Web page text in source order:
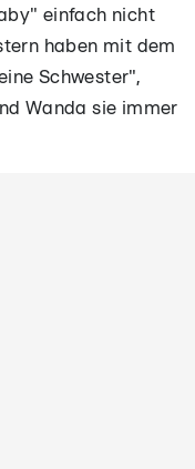
einfach nicht
haben mit dem
Schwester",
Wanda sie immer